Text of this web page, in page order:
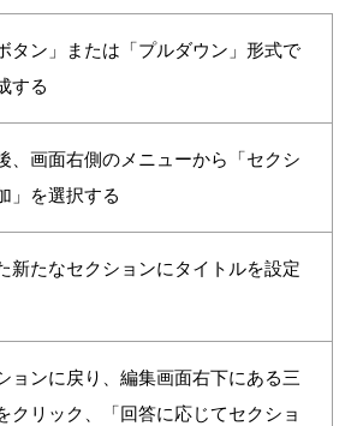
タン」または「プルダウン」形式で
する
、画面右側のメニューから「セクシ
」を選択する
新たなセクションにタイトルを設定
ョンに戻り、編集画面右下にある三
クリック、「回答に応じてセクショ